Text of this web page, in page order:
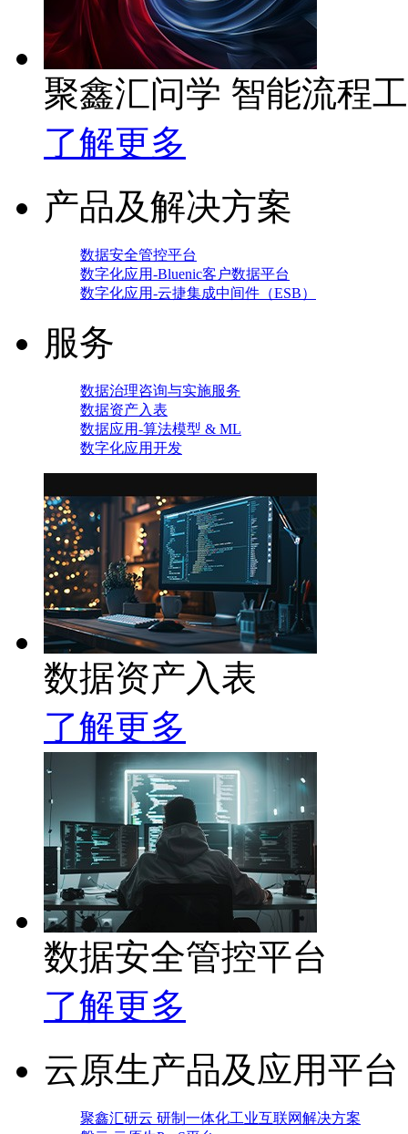
聚鑫汇问学 智能流程
了解更多
产品及解决方案
数据安全管控平台
数字化应用-Bluenic客户数据平台
数字化应用-云捷集成中间件（ESB）
服务
数据治理咨询与实施服务
数据资产入表
数据应用-算法模型 & ML
数字化应用开发
数据资产入表
了解更多
数据安全管控平台
了解更多
云原生产品及应用平台
聚鑫汇研云 研制一体化工业互联网解决方案